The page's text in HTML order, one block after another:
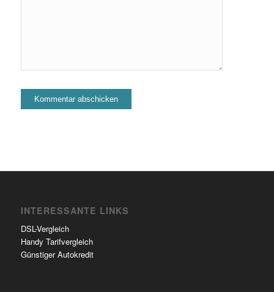
INTERESSANTE LINKS
DSL-Vergleich
Handy Tarifvergleich
Günstiger Autokredit